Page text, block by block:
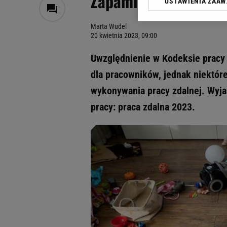
Marta Wudel
20 kwietnia 2023, 09:00
Uwzględnienie w Kodeksie
dla pracowników, jednak
wykonywania pracy zdalnej.
pracy: praca zdalna 2023.
Klikając „Akceptuję”
odnośnik „Ustawienia
My, nasi Zaufani
Użycie dokładnych
Przechowywanie
badnie odbiorców i